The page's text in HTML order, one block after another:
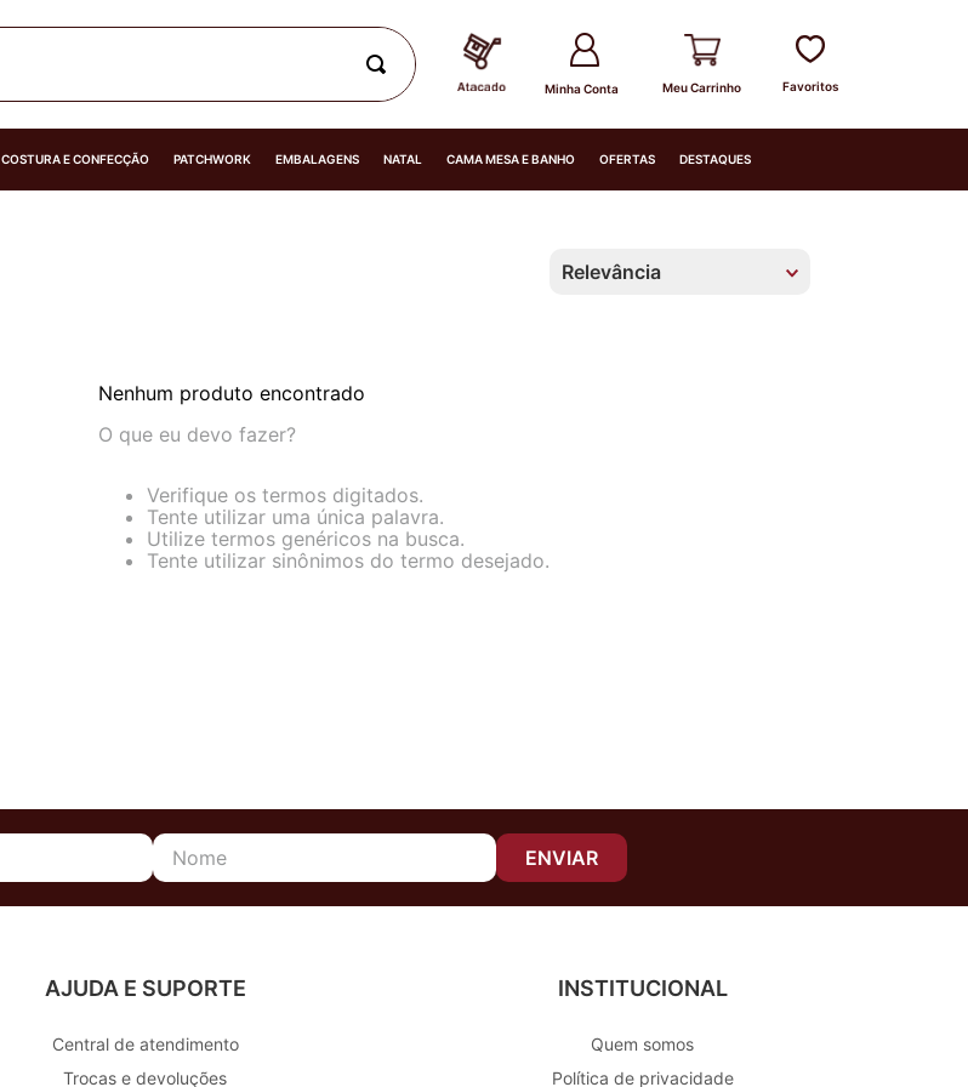
Minha Conta
COSTURA E CONFECÇÃO PATCHWORK EMBALAGENS NATAL CAMA MESA E BANHO OFERTAS DESTAQUES
Relevância
Nenhum produto encontrado
O que eu devo fazer?
Verifique os termos digitados.
Tente utilizar uma única palavra.
Utilize termos genéricos na busca.
Tente utilizar sinônimos do termo desejado.
ENVIAR
AJUDA E SUPORTE
Central de atendimento
Trocas e devoluções
INSTITUCIONAL
Quem somos
Política de privacidade